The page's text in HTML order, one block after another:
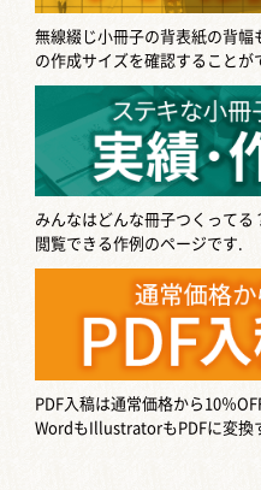
無線綴じ小冊子の背表紙の背幅
の作成サイズを確認することが
みんなはどんな冊子つくってる
閲覧できる作例のページです.
PDF入稿は通常価格から10％
WordもIllustratorもPDFに変換